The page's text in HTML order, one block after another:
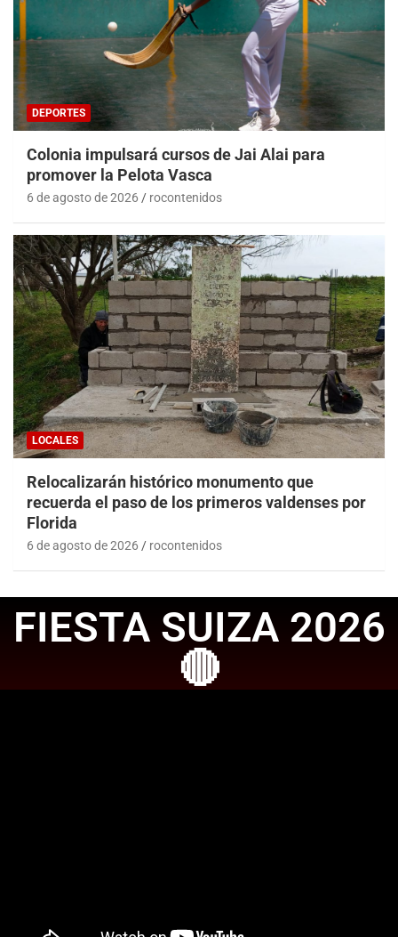
DEPORTES
Colonia impulsará cursos de Jai Alai para
promover la Pelota Vasca
6 de agosto de 2026 rocontenidos
LOCALES
Relocalizarán histórico monumento que
recuerda el paso de los primeros valdenses por
Florida
6 de agosto de 2026 rocontenidos
FIESTA SUIZA 2026
🔴